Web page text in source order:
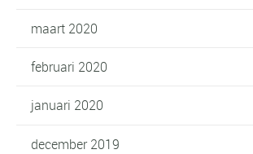
maart 2020
februari 2020
januari 2020
december 2019